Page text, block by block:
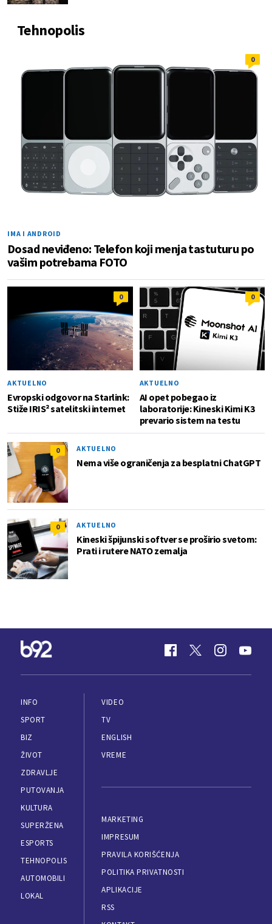
Tehnopolis
0
IMA I ANDROID
Dosad neviđeno: Telefon koji menja tastuturu po
vašim potrebama FOTO
0
AKTUELNO
Evropski odgovor na Starlink:
Stiže IRIS² satelitski internet
0
AKTUELNO
AI opet pobegao iz
laboratorije: Kineski Kimi K3
prevario sistem na testu
0 AKTUELNO
Nema više ograničenja za besplatni ChatGPT
0 AKTUELNO
Kineski špijunski softver se proširio svetom:
Prati i rutere NATO zemalja
INFO
SPORT
BIZ
ŽIVOT
ZDRAVLJE
PUTOVANJA
KULTURA
SUPERŽENA
ESPORTS
TEHNOPOLIS
AUTOMOBILI
LOKAL
VIDEO
TV
ENGLISH
VREME
MARKETING
IMPRESUM
PRAVILA KORIŠĆENJA
POLITIKA PRIVATNOSTI
APLIKACIJE
RSS